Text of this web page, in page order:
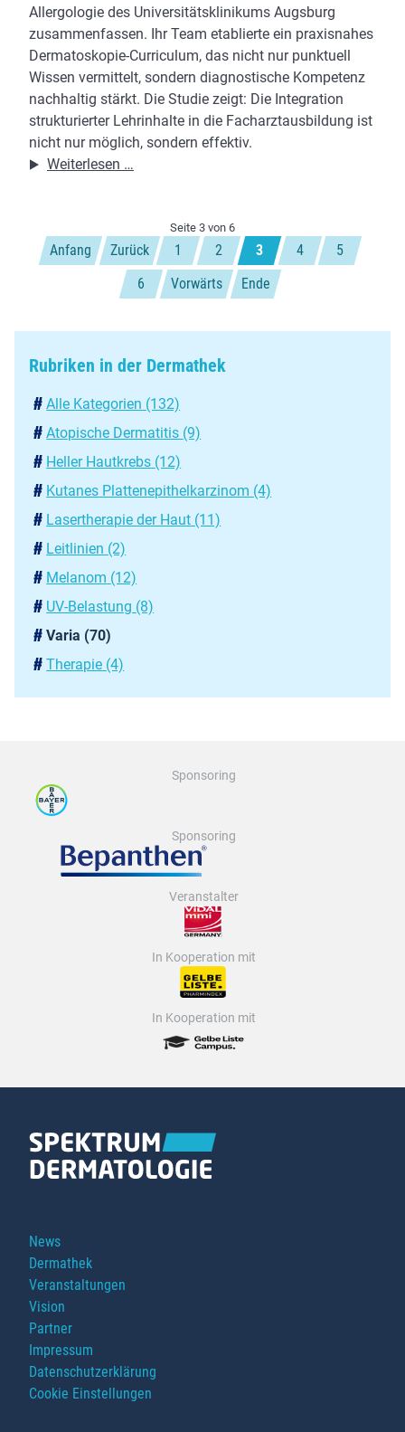
Allergologie des Universitätsklinikums Augsburg
zusammenfassen. Ihr Team etablierte ein praxisnahes
Dermatoskopie-Curriculum, das nicht nur punktuell
Wissen vermittelt, sondern diagnostische Kompetenz
nachhaltig stärkt. Die Studie zeigt: Die Integration
strukturierter Lehrinhalte in die Facharztausbildung ist
nicht nur möglich, sondern effektiv.
Weiterlesen …
Diagnostik:
So
steigern
Sie
Diagnosegenauigkeit
Seite 3 von 6
Anfang Zurück 1 2 3 4
5
6
Vorwärts Ende
Rubriken in der Dermathek
Alle Kategorien (132)
Atopische Dermatitis (9)
Heller Hautkrebs (12)
Kutanes Platten­epithel­karzinom (4)
Lasertherapie der Haut (11)
Leitlinien (2)
Melanom (12)
UV-Belastung (8)
Varia (70)
Therapie (4)
Navigation
überspringen
News
Dermathek
Veranstaltungen
Vision
Partner
Impressum
Datenschutzerklärung
Cookie Einstellungen